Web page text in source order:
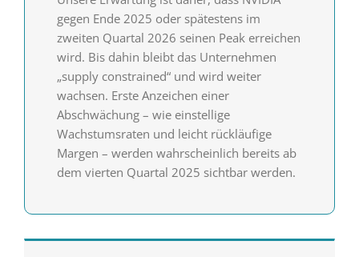
gegen Ende 2025 oder spätestens im
zweiten Quartal 2026 seinen Peak erreichen
wird. Bis dahin bleibt das Unternehmen
„supply constrained“ und wird weiter
wachsen. Erste Anzeichen einer
Abschwächung – wie einstellige
Wachstumsraten und leicht rückläufige
Margen – werden wahrscheinlich bereits ab
dem vierten Quartal 2025 sichtbar werden.